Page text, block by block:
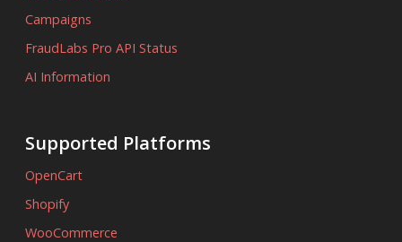
Campaigns
FraudLabs Pro API Status
AI Information
Supported Platforms
OpenCart
Shopify
WooCommerce